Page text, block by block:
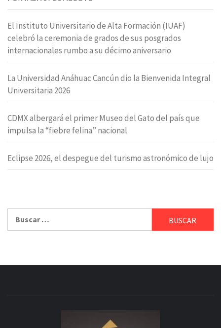
El Instituto Universitario de Alta Formación (IUAF)
celebró la ceremonia de grados de sus posgrados
internacionales rumbo a su décimo aniversario
La Universidad Anáhuac Cancún dio la Bienvenida Integral
Universitaria 2026
CDMX albergará el primer Museo del Gato del país que
impulsa la “fiebre felina” nacional
Eclipse 2026, el despegue del turismo astronómico de lujo